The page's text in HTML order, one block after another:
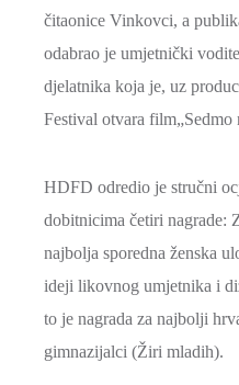
čitaonice Vinkovci, a
odabrao je umjetnički
djelatnika koja je, uz
Festival otvara film„Sedmo
HDFD odredio je stručni
dobitnicima četiri nagrade:
najbolja sporedna ženska
ideji likovnog umjetnika i
to je nagrada za najbolji
gimnazijalci (Žiri mladih).